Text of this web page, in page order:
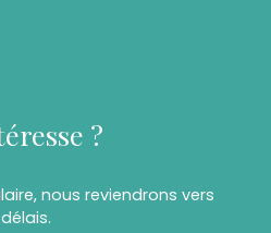
?
nous reviendrons vers